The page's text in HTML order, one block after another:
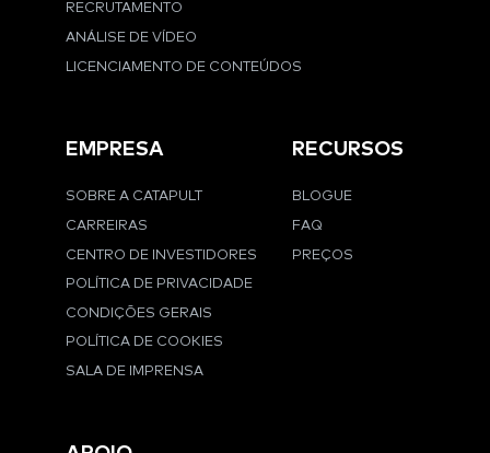
RECRUTAMENTO
ANÁLISE DE VÍDEO
LICENCIAMENTO DE CONTEÚDOS
EMPRESA
SOBRE A CATAPULT
CARREIRAS
CENTRO DE INVESTIDORES
POLÍTICA DE PRIVACIDADE
CONDIÇÕES GERAIS
POLÍTICA DE COOKIES
SALA DE IMPRENSA
RECURSOS
BLOGUE
FAQ
PREÇOS